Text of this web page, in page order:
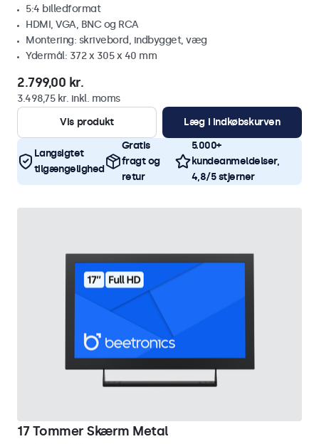
5:4 billedformat
HDMI, VGA, BNC og RCA
Montering: skrivebord, indbygget, væg
Ydermål: 372 x 305 x 40 mm
2.799,00 kr.
3.498,75 kr. inkl. moms
Vis produkt
Læg i indkøbskurven
Langsigtet
tilgængelighed
Gratis
fragt og
retur
5.000+
kundeanmeldelser,
4,8/5 stjerner
17 Tommer Skærm Metal